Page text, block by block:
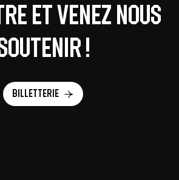
et venez nous
!
Billetterie